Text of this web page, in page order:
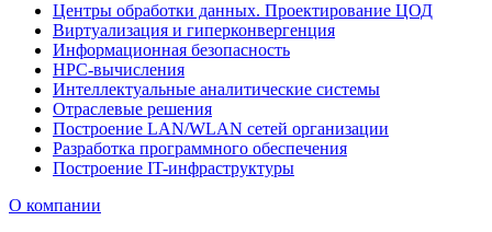
Центры обработки данных. Проектирование ЦОД
Виртуализация и гиперконвергенция
Информационная безопасность
HPC-вычисления
Интеллектуальные аналитические системы
Отраслевые решения
Построение LAN/WLAN сетей организации
Разработка программного обеспечения
Построение IT-инфраструктуры
О компании